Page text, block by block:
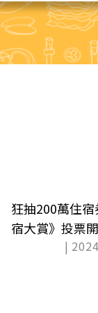
狂抽200萬住
宿大賞》投票
|